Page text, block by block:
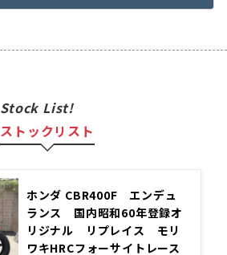
Stock List!
ストックリスト
ホンダ CBR400F エンデュ
ランス 国内昭和60年登録オ
リジナル リプレイス モリ
ワキHRCフォーサイトレース